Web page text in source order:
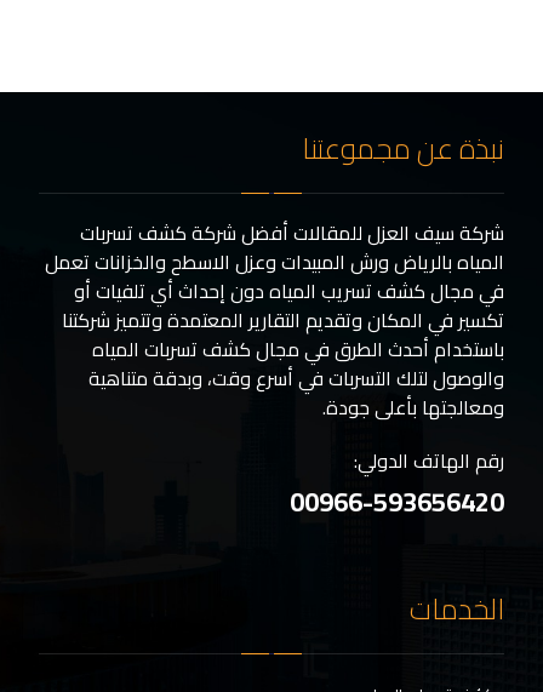
نبذة عن مجموعتنا
شركة سيف العزل للمقالات أفضل شركة كشف تسربات
المياه بالرياض ورش المبيدات وعزل الاسطح والخزانات تعمل
في مجال كشف تسريب المياه دون إحداث أي تلفيات أو
تكسير في المكان وتقديم التقارير المعتمدة وتتميز شركتنا
باستخدام أحدث الطرق في مجال كشف تسربات المياه
والوصول لتلك التسربات في أسرع وقت، وبدقة متناهية
ومعالجتها بأعلى جودة.
رقم الهاتف الدولي:
00966-593656420
الخدمات